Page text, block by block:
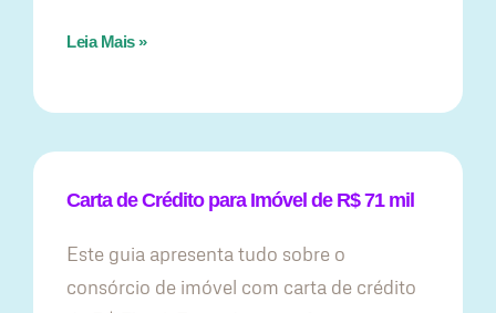
Leia Mais »
Carta de Crédito para Imóvel de R$ 71 mil
Este guia apresenta tudo sobre o
consórcio de imóvel com carta de crédito